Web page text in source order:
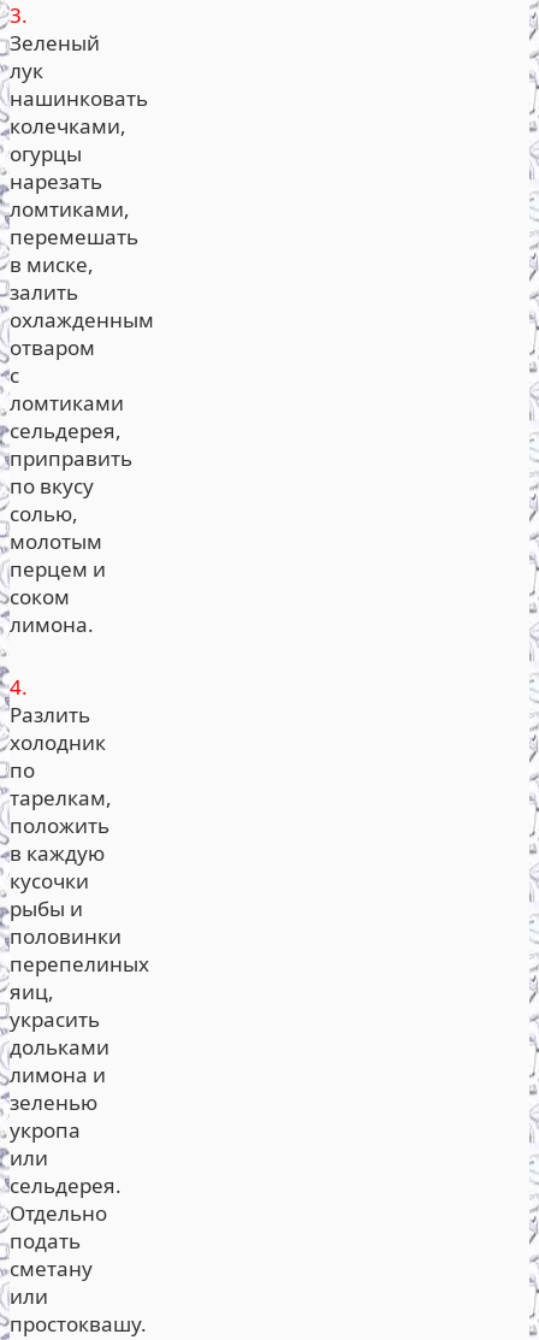
3.
Зеленый
лук
нашинковать
колечками,
огурцы
нарезать
ломтиками,
перемешать
в миске,
залить
охлажденным
отваром
с
ломтиками
сельдерея,
приправить
по вкусу
солью,
молотым
перцем и
соком
лимона.
4.
Разлить
холодник
по
тарелкам,
положить
в каждую
кусочки
рыбы и
половинки
перепелиных
яиц,
украсить
дольками
лимона и
зеленью
укропа
или
сельдерея.
Отдельно
подать
сметану
или
простоквашу.